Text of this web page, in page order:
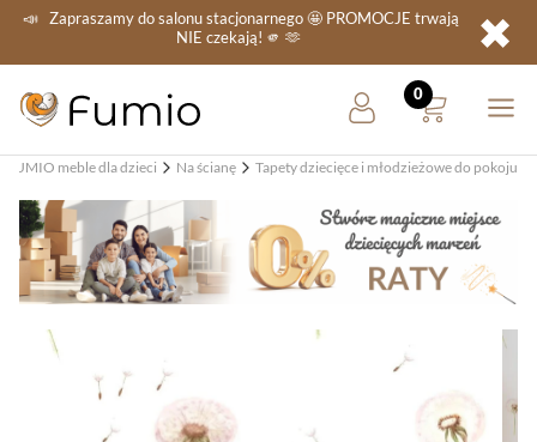
📣 Zapraszamy do salonu stacjonarnego🤩 PROMOCJE trwają
NIE czekają! 🫵 🫶 ✖
FUMIO meble dla dzieci Na ścianę Tapety dziecięce i młodzieżowe do pokoju